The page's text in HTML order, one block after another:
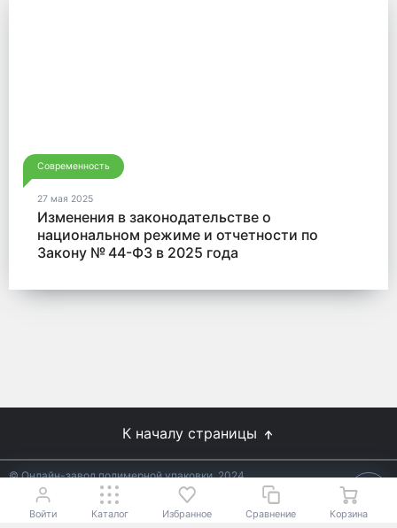
Современность
27 мая 2025
Изменения в законодательстве о
национальном режиме и отчетности по
Закону № 44-ФЗ в 2025 года
К началу страницы
© Онлайн-завод полимерной упаковки, 2024
Не является публичной офертой.Условия уточняйте у
менеджеров.
Войти Каталог Избранное Сравнение Корзина